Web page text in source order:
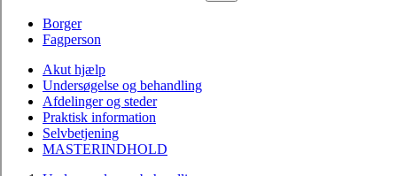
Borger
Fagperson
Akut hjælp
Undersøgelse og behandling
Afdelinger og steder
Praktisk information
Selvbetjening
MASTERINDHOLD